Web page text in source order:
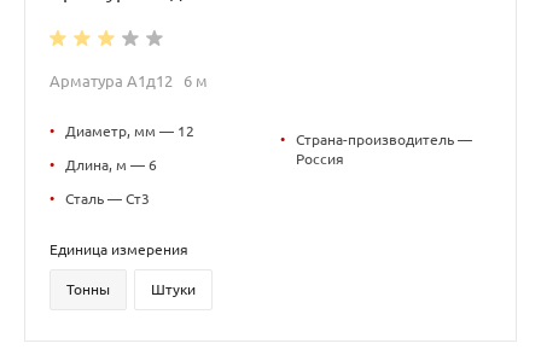
Арматура А1д12 6 м
• Диаметр, мм — 12
• Длина, м — 6
• Сталь — Ст3
•
Страна-производитель —
Россия
Единица измерения
Тонны Штуки